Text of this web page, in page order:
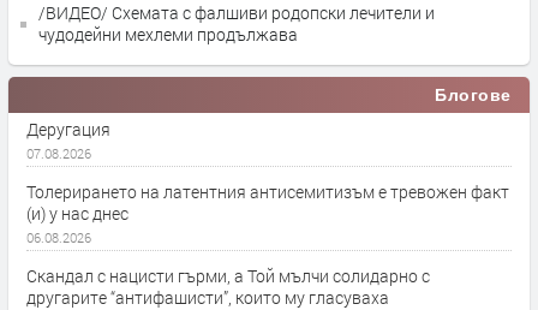
/ВИДЕО/ Схемата с фалшиви родопски лечители и
чудодейни мехлеми продължава
Блогове
Деругация
07.08.2026
Толерирането на латентния антисемитизъм е тревожен факт
(и) у нас днес
06.08.2026
Скандал с нацисти гърми, а Той мълчи солидарно с
другарите “антифашисти”, които му гласуваха